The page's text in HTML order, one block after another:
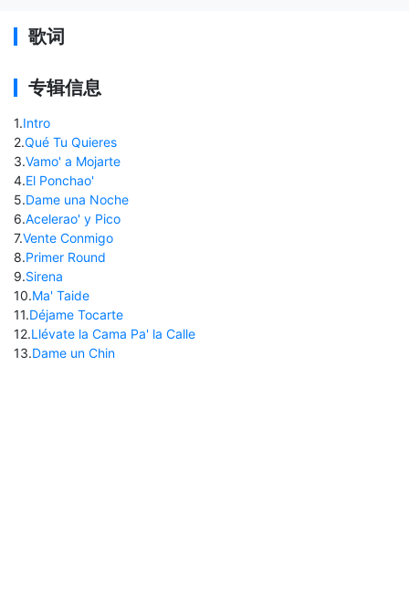
歌词
专辑信息
1.Intro
2.Qué Tu Quieres
3.Vamo' a Mojarte
4.El Ponchao'
5.Dame una Noche
6.Acelerao' y Pico
7.Vente Conmigo
8.Primer Round
9.Sirena
10.Ma' Taide
11.Déjame Tocarte
12.Llévate la Cama Pa' la Calle
13.Dame un Chin